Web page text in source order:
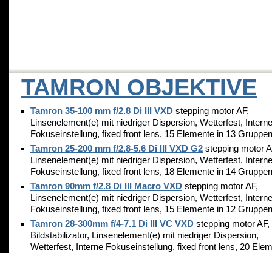
TAMRON OBJEKTIVE
Tamron 35-100 mm f/2.8 Di III VXD stepping motor AF,
Linsenelement(e) mit niedriger Dispersion, Wetterfest, Interne
Fokuseinstellung, fixed front lens, 15 Elemente in 13 Gruppen
Tamron 25-200 mm f/2.8-5.6 Di III VXD G2 stepping motor
Linsenelement(e) mit niedriger Dispersion, Wetterfest, Interne
Fokuseinstellung, fixed front lens, 18 Elemente in 14 Gruppen
Tamron 90mm f/2.8 Di III Macro VXD stepping motor AF,
Linsenelement(e) mit niedriger Dispersion, Wetterfest, Interne
Fokuseinstellung, fixed front lens, 15 Elemente in 12 Gruppen
Tamron 28-300mm f/4-7.1 Di III VC VXD stepping motor AF,
Bildstabilizator, Linsenelement(e) mit niedriger Dispersion,
Wetterfest, Interne Fokuseinstellung, fixed front lens, 20